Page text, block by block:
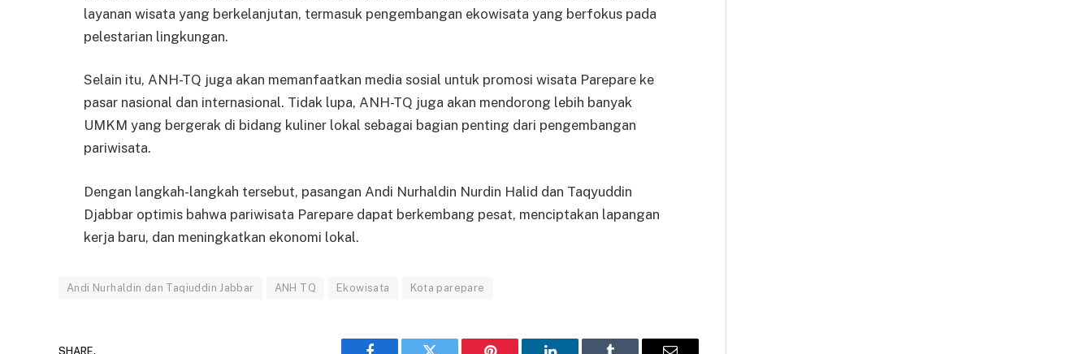
layanan wisata yang berkelanjutan, termasuk pengembangan ekowisata yang berfokus pada
pelestarian lingkungan.
Selain itu, ANH-TQ juga akan memanfaatkan media sosial untuk promosi wisata Parepare ke
pasar nasional dan internasional. Tidak lupa, ANH-TQ juga akan mendorong lebih banyak
UMKM yang bergerak di bidang kuliner lokal sebagai bagian penting dari pengembangan
pariwisata.
Dengan langkah-langkah tersebut, pasangan Andi Nurhaldin Nurdin Halid dan Taqyuddin
Djabbar optimis bahwa pariwisata Parepare dapat berkembang pesat, menciptakan lapangan
kerja baru, dan meningkatkan ekonomi lokal.
Andi Nurhaldin dan Taqiuddin Jabbar ANH TQ Ekowisata Kota parepare
SHARE.